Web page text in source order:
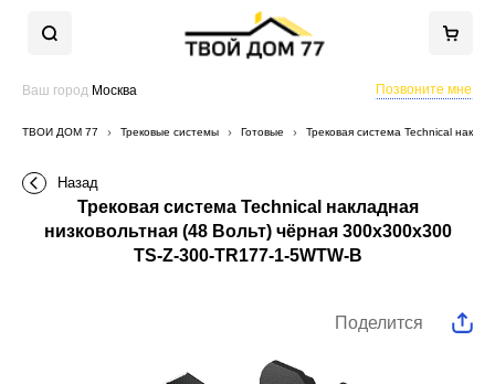
Ваш город Москва Позвоните мне
ТВОЙ ДОМ 77 Трековые системы Готовые Трековая система Technical
Назад
Трековая система Technical накладная
низковольтная (48 Вольт) чёрная 300x300x300
TS-Z-300-TR177-1-5WTW-B
Поделится